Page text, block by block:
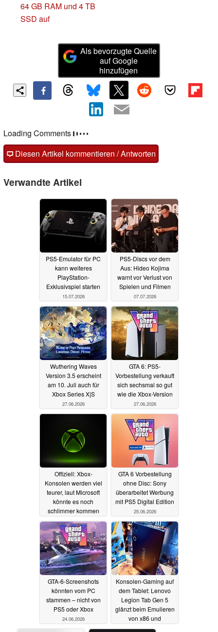
64 GB RAM und 4 TB
SSD auf
Als bevorzugte Quelle
auf Google
hinzufügen
Loading Comments
Diesen Artikel kommentieren / Antworten
Verwandte Artikel
PS5-Emulator für PC
kann weiteres
PlayStation-
Exklusivspiel starten
15.07.2026
PS5-Discs vor dem
Aus: Hideo Kojima
warnt vor Verlust von
Spielen und Filmen
07.07.2026
Wuthering Waves
Version 3.5 erscheint
am 10. Juli auch für
Xbox Series X|S
27.06.2026
GTA 6: PS5-
Vorbestellung verkauft
sich sechsmal so gut
wie die Xbox-Version
27.06.2026
Offiziell: Xbox-
Konsolen werden viel
teurer, laut Microsoft
könnte es noch
schlimmer kommen
25.06.2026
GTA 6 Vorbestellung
ohne Disc: Sony
überarbeitet Werbung
mit PS5 Digital Edition
25.06.2026
GTA-6-Screenshots
könnten vom PC
stammen – nicht von
PS5 oder Xbox
24.06.2026
Konsolen-Gaming auf
dem Tablet: Lenovo
Legion Tab Gen 5
glänzt beim Emulieren
von x86 und
Konsolenspielen